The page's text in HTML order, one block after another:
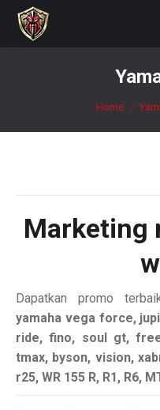
You are
Home
Marketing
Dapatkan promo
yamaha vega force,
ride, fino, soul gt,
tmax, byson, vision,
r25, WR 155 R, R1, R6,